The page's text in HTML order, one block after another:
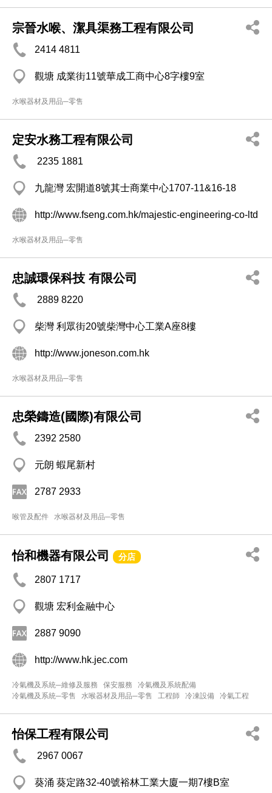
宗晉水喉、潔具渠務工程有限公司
2414 4811
觀塘 成業街11號華成工商中心8字樓9室
水喉器材及用品─零售
定安水務工程有限公司
2235 1881
九龍灣 宏開道8號其士商業中心1707-11&16-18
http://www.fseng.com.hk/majestic-engineering-co-ltd
水喉器材及用品─零售
忠誠環保科技 有限公司
2889 8220
柴灣 利眾街20號柴灣中心工業A座8樓
http://www.joneson.com.hk
水喉器材及用品─零售
忠榮鑄造(國際)有限公司
2392 2580
元朗 蝦尾新村
2787 2933
喉管及配件 水喉器材及用品─零售
怡和機器有限公司 分店
2807 1717
觀塘 宏利金融中心
2887 9090
http://www.hk.jec.com
冷氣機及系統─維修及服務 保安服務
冷氣機及系統配備
冷氣機及系統─零售
水喉器材及用品─零售 工程師 冷凍設備 冷氣工程
怡保工程有限公司
2967 0067
葵涌 葵定路32-40號裕林工業大廈一期7樓B室